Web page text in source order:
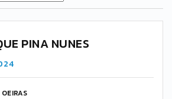
PINA NUNES
OEIRAS